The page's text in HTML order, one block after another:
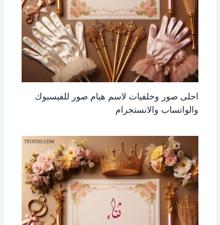
احلى صور وخلفيات لاسم هيام صور للفيسبوك
والواتساب والانستجرام